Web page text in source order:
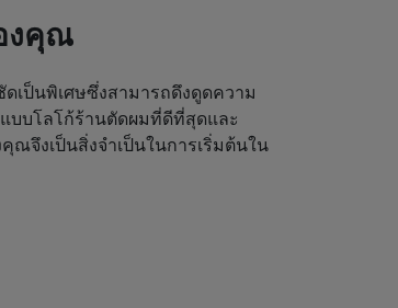
งคุณ
ป็นพิเศษซึ่งสามารถดึงดูดความ
บบโลโก้ร้านตัดผมที่ดีที่สุดและ
ณจึงเป็นสิ่งจำเป็นในการเริ่มต้นใน